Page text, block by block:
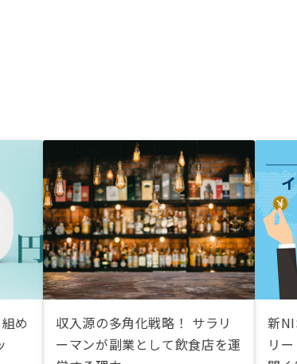
め
収入源の多角化戦略！ サラリ
ーマンが副業として飲食店を運
新
リ